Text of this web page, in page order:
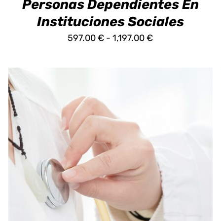
DE
PRODUCTO
Personas Dependientes En
Instituciones Sociales
597.00€ - 1,197.00€Rango
SELECCIONAR OPCIONESESTE
PRODUCTO
MÚLTIPLES
VARIANTES.
/ DETALLES